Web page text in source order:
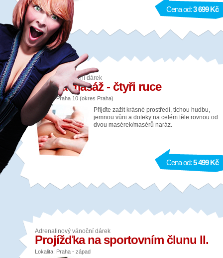
Cena od:3 699 Kč
Relaxační vánoční dárek
Tantra masáž - čtyři ruce
Lokalita: Praha 10 (okres Praha)
Přijďte zažít krásné prostředí, tichou hudbu,
jemnou vůni a doteky na celém těle rovnou od
dvou masérek/masérů naráz.
Cena od:5 499 Kč
Adrenalinový vánoční dárek
Projížďka na sportovním člunu II.
Lokalita: Praha - západ